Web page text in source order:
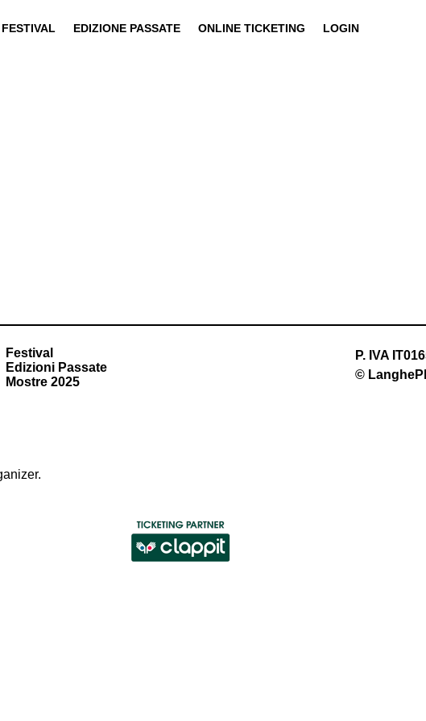
FESTIVAL EDIZIONE PASSATE ONLINE TICKETING LOGIN
Festival
Edizioni Passate
Mostre 2025
P. IVA
©
.